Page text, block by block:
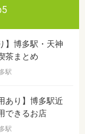
】博多駅・天神
茶まとめ
駅
あり】博多駅近
できるお店
駅